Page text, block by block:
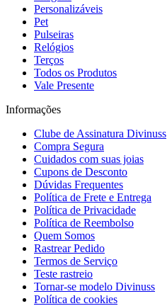
Personalizáveis
Pet
Pulseiras
Relógios
Terços
Todos os Produtos
Vale Presente
Informações
Clube de Assinatura Divinuss
Compra Segura
Cuidados com suas joias
Cupons de Desconto
Dúvidas Frequentes
Política de Frete e Entrega
Política de Privacidade
Política de Reembolso
Quem Somos
Rastrear Pedido
Termos de Serviço
Teste rastreio
Tornar-se modelo Divinuss
Política de cookies